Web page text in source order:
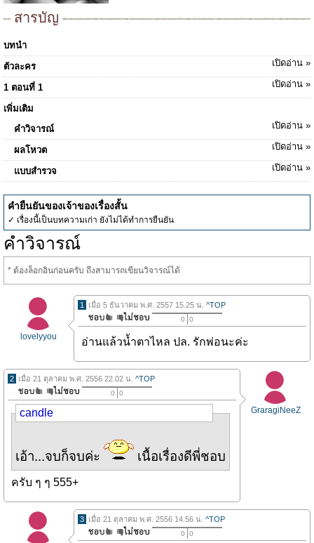
สารบัญ
บทนำ
ตัวละคร
เปิดอ่าน »
1 ตอนที่ 1 เปิดอ่าน »
เพิ่มเติม
คำวิจารณ์
เปิดอ่าน »
ผลโหวต เปิดอ่าน »
แบบสำรวจ เปิดอ่าน »
คำยืนยันของเจ้าของเรื่องสั้น
✓ เรื่องนี้เป็นบทความเก่า ยังไม่ได้ทำการยืนยัน
คำวิจารณ์
* ต้องล็อกอินก่อนครับ ถึงสามารถเขียนวิจารณ์ได้
lovelyyou
1 เมื่อ 5 ธันวาคม พ.ศ. 2557 15.25 น. ^TOP
0 0
อ่านแล้วน้ำตาไหล ปล. รักพ่อนะค่ะ
GraragiNeeZ
2 เมื่อ 21 ตุลาคม พ.ศ. 2556 22.02 น. ^TOP
0 0
candle
เอ้า...จบก็จบค่ะ เนื้อเรื่องดีพี่ชอบ
ครับ ๆ ๆ 555+
3 เมื่อ 21 ตุลาคม พ.ศ. 2556 14.56 น. ^TOP
0 0